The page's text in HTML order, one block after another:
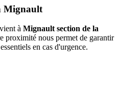
Mignault
à Mignault section de la
proximité nous permet de garantir
en cas d'urgence.